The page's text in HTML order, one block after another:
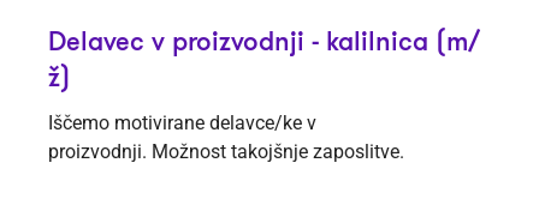
Delavec v proizvodnji - kalilnica (m/
ž)
Iščemo motivirane delavce/ke v
proizvodnji. Možnost takojšnje zaposlitve.